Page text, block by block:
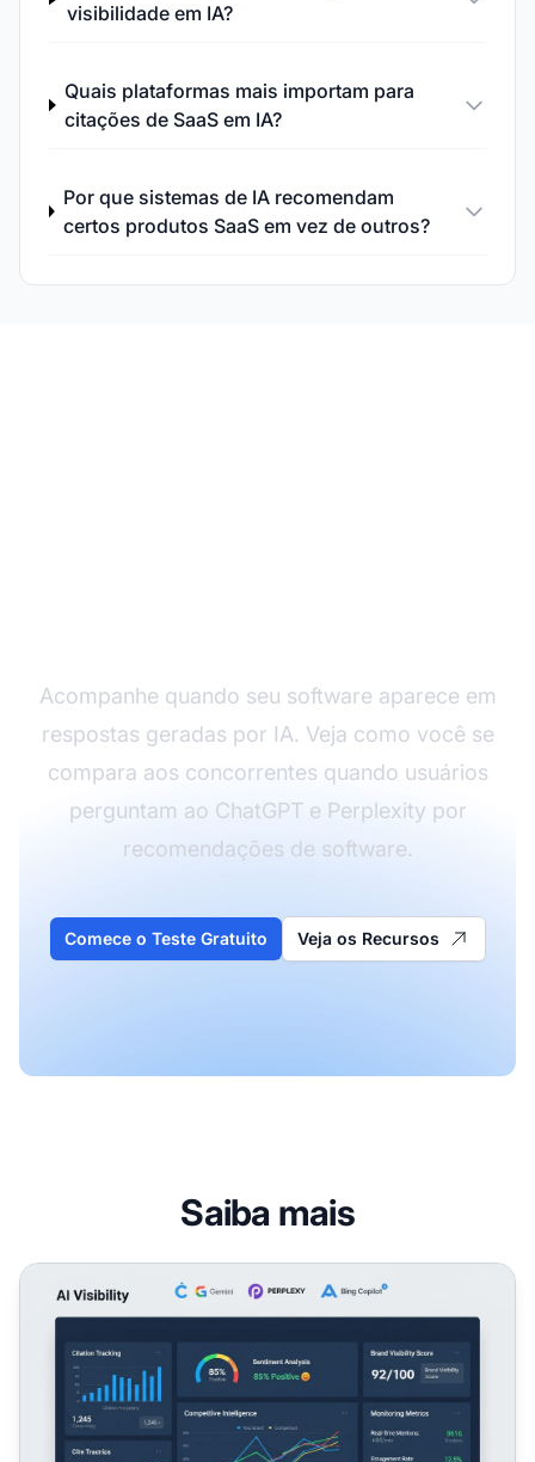
visibilidade em IA?
Quais plataformas mais importam para
citações de SaaS em IA?
Por que sistemas de IA recomendam
certos produtos SaaS em vez de outros?
Acompanhe quando seu software aparece em
respostas geradas por IA. Veja como você se
compara aos concorrentes quando usuários
perguntam ao ChatGPT e Perplexity por
recomendações de software.
Comece o Teste Gratuito Veja os Recursos
Saiba mais
Visibilidade em IA para Empresas SaaS: O Guia Completo